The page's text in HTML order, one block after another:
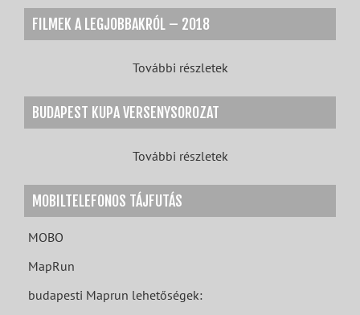
FILMEK A LEGJOBBAKRÓL – 2018
További részletek
BUDAPEST KUPA VERSENYSOROZAT
További részletek
MOBILTELEFONOS TÁJFUTÁS
MOBO
MapRun
budapesti Maprun lehetőségek: